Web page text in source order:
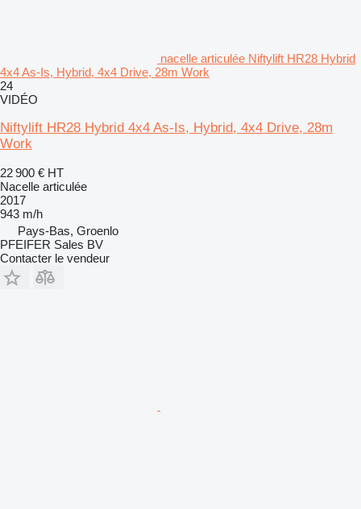
nacelle articulée Niftylift HR28 Hybrid
4x4 As-Is, Hybrid, 4x4 Drive, 28m Work
24
VIDÉO
Niftylift HR28 Hybrid 4x4 As-Is, Hybrid, 4x4 Drive, 28m
Work
22 900 € HT
Nacelle articulée
2017
943 m/h
Pays-Bas, Groenlo
PFEIFER Sales BV
Contacter le vendeur